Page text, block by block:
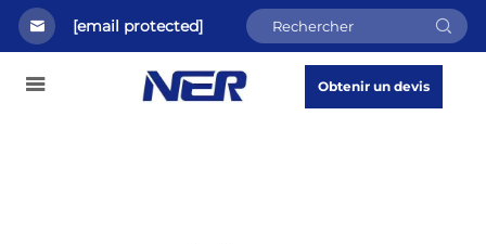
[email protected]
Obtenir un devis